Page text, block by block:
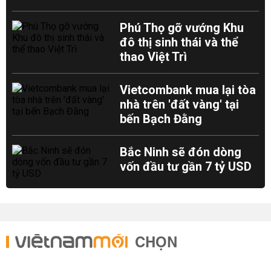
Phú Thọ gỡ vướng Khu
đô thị sinh thái và thể
thao Việt Trì
Vietcombank mua lại tòa
nhà trên 'đất vàng' tại
bến Bạch Đằng
Bắc Ninh sẽ đón dòng
vốn đầu tư gần 7 tỷ USD
CHỌN